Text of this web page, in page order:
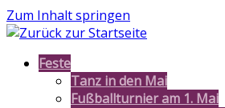
Zum Inhalt springen
Feste
Tanz in den Mai
Fußballturnier am 1. Mai